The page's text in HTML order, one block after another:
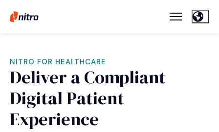
NITRO FOR HEALTHCARE
Deliver a Compliant
Digital Patient
Experience